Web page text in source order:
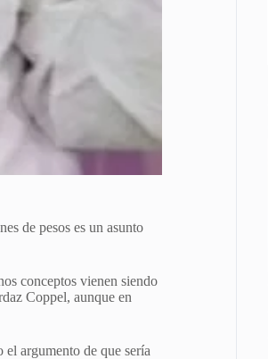
de pesos es un asunto
conceptos vienen siendo
Coppel, aunque en
argumento de que sería